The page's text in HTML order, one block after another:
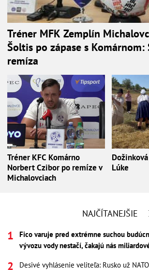
Tréner MFK Zemplín
Šoltis po zápase s Komárnom:
remíza
Tréner KFC Komárno
Norbert Czibor po remíze v
Michalovciach
Lúke
NAJČÍTANEJŠIE
Fico varuje pred extrémne suchou
vývozu vody nestačí, čakajú nás
Desivé vyhlásenie veliteľa: Rusko už